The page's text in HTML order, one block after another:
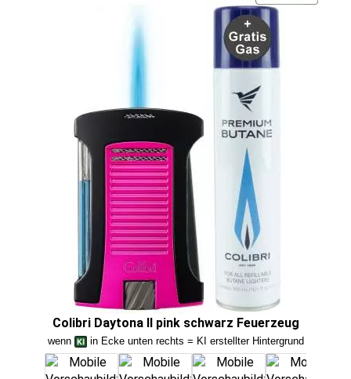
Colibri Daytona II pink schwarz Feuerzeug
wenn in Ecke unten rechts = KI erstellter Hintergrund